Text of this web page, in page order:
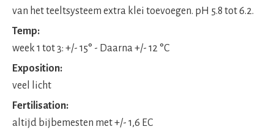
van het teeltsysteem extra klei toevoegen. pH 5.8 tot 6.2.
Temp:
week 1 tot 3: +/- 15° - Daarna +/- 12 °C
Exposition:
veel licht
Fertilisation:
altijd bijbemesten met +/- 1,6 EC